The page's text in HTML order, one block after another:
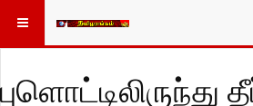
புளொட்டிலிருந்து